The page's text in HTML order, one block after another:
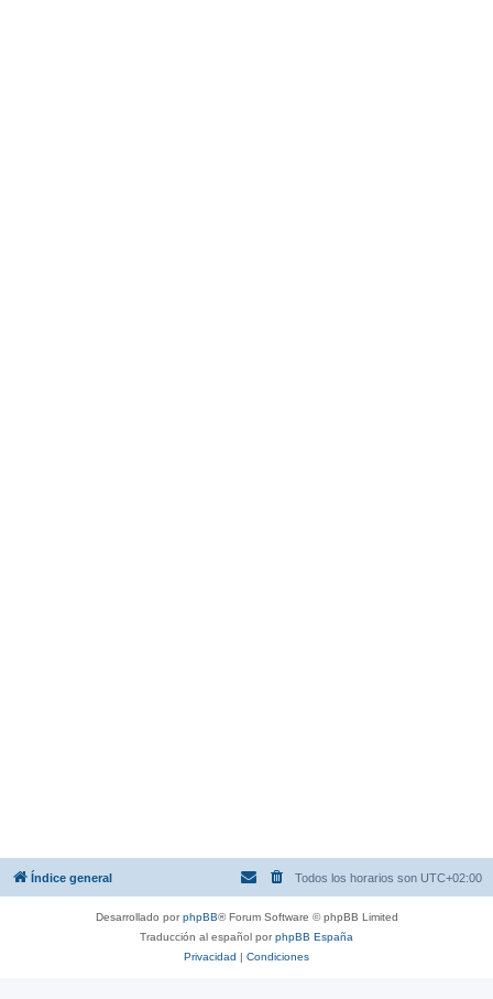
Índice general Todos los horarios son UTC+02:00
Desarrollado porphpBB® Forum Software © phpBB Limited
Traducción al español porphpBB España
Privacidad | Condiciones